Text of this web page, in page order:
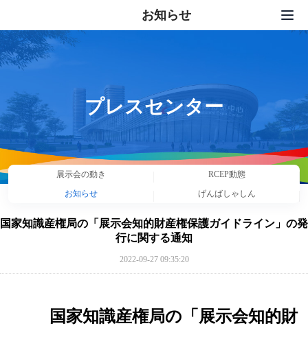
お知らせ
展示会サービス
プレスセンター
セット活動
プレスセンター
展示会の動き
RCEP動態
お知らせ
げんばしゃしん
国家知識産権局の「展示会知的財産権保護ガイドライン」の発
行に関する通知
2022-09-27 09:35:20
国家知識産権局の「展示会知的財